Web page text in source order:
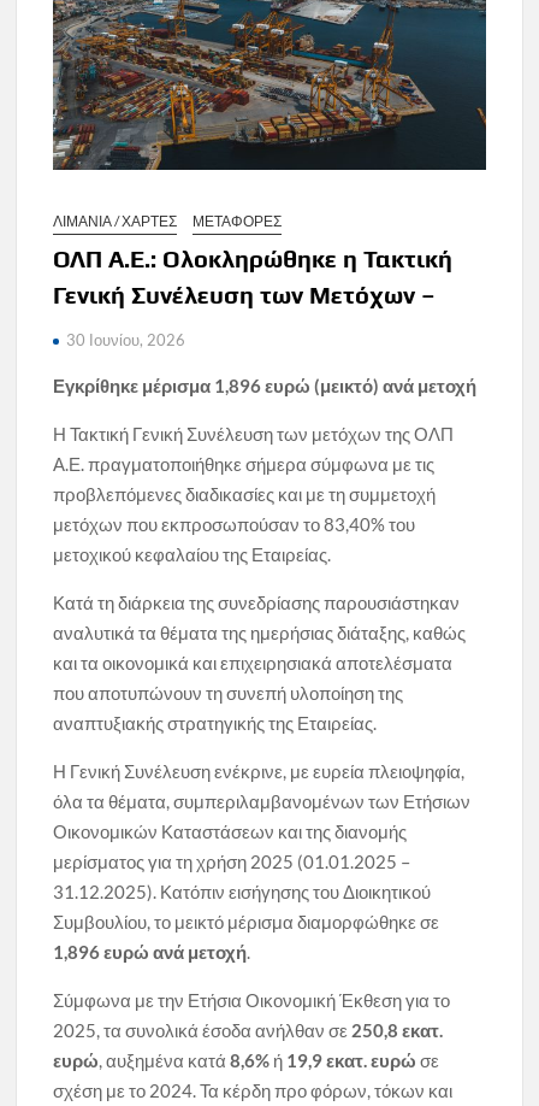
ΛΙΜΑΝΙΑ / ΧΑΡΤΕΣ ΜΕΤΑΦΟΡΕΣ
ΟΛΠ Α.Ε.: Ολοκληρώθηκε η Τακτική
Γενική Συνέλευση των Μετόχων –
30 Ιουνίου, 2026
Εγκρίθηκε μέρισμα 1,896 ευρώ (μεικτό) ανά μετοχή
Η Τακτική Γενική Συνέλευση των μετόχων της ΟΛΠ
Α.Ε. πραγματοποιήθηκε σήμερα σύμφωνα με τις
προβλεπόμενες διαδικασίες και με τη συμμετοχή
μετόχων που εκπροσωπούσαν το 83,40% του
μετοχικού κεφαλαίου της Εταιρείας.
Κατά τη διάρκεια της συνεδρίασης παρουσιάστηκαν
αναλυτικά τα θέματα της ημερήσιας διάταξης, καθώς
και τα οικονομικά και επιχειρησιακά αποτελέσματα
που αποτυπώνουν τη συνεπή υλοποίηση της
αναπτυξιακής στρατηγικής της Εταιρείας.
Η Γενική Συνέλευση ενέκρινε, με ευρεία πλειοψηφία,
όλα τα θέματα, συμπεριλαμβανομένων των Ετήσιων
Οικονομικών Καταστάσεων και της διανομής
μερίσματος για τη χρήση 2025 (01.01.2025 –
31.12.2025). Κατόπιν εισήγησης του Διοικητικού
Συμβουλίου, το μεικτό μέρισμα διαμορφώθηκε σε
1,896 ευρώ ανά μετοχή
Σύμφωνα με την Ετήσια Οικονομική Έκθεση για το
2025, τα συνολικά έσοδα ανήλθαν σε 250,8 εκατ.
ευρώ , αυξημένα κατά8,6% ή 19,9 εκατ. ευρώ σε
σχέση με το 2024. Τα κέρδη προ φόρων, τόκων και